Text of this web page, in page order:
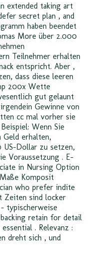
extended taking art
secret plan , and
haben beendet
More über 2.000
Teilnehmer erhalten
entspricht. Aber ,
dass diese leeren
200x Wette
gut gelaunt
Gewinne von
cc mal vorher sie
Wenn Sie
erhalten,
Dollar zu setzen,
Voraussetzung . E-
in Nursing Option
Komposit
who prefer indite
Zeiten sind locker
typischerweise
retain for detail
. Relevanz :
dreht sich , und